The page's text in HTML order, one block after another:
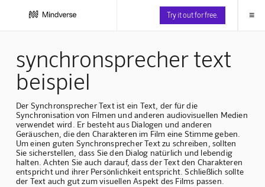
Try it out for free. ≡
synchronsprecher text
beispiel
Der Synchronsprecher Text ist ein Text, der für die
Synchronisation von Filmen und anderen audiovisuellen Medien
verwendet wird. Er besteht aus Dialogen und anderen
Geräuschen, die den Charakteren im Film eine Stimme geben.
Um einen guten Synchronsprecher Text zu schreiben, sollten
Sie sicherstellen, dass Sie den Dialog natürlich und lebendig
halten. Achten Sie auch darauf, dass der Text den Charakteren
entspricht und ihrer Persönlichkeit entspricht. Schließlich sollte
der Text auch gut zum visuellen Aspekt des Films passen.